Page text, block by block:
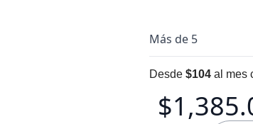
Más de 5
Desde $104 al mes